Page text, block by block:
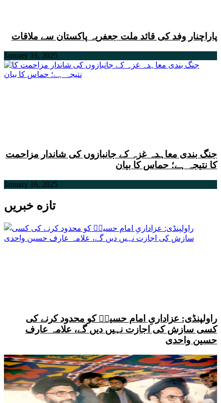
پاراچنار وفد کی قائد ملت جعفریہ پاکستان سے ملاقات
January 16, 2025
جنگ بندی معاہدہ غزہ کے جانبازوں کی شاندار مزاحمت
کا نتیجہ ہے؛ حماس کا بیان
January 16, 2025
تازه خبریں
راولپنڈی: عزاداریِ امام حسینؑ کو محدود کرنے کی
کسی سازش کی اجازت نہیں دیں گے، علامہ عارف
حسین واحدی